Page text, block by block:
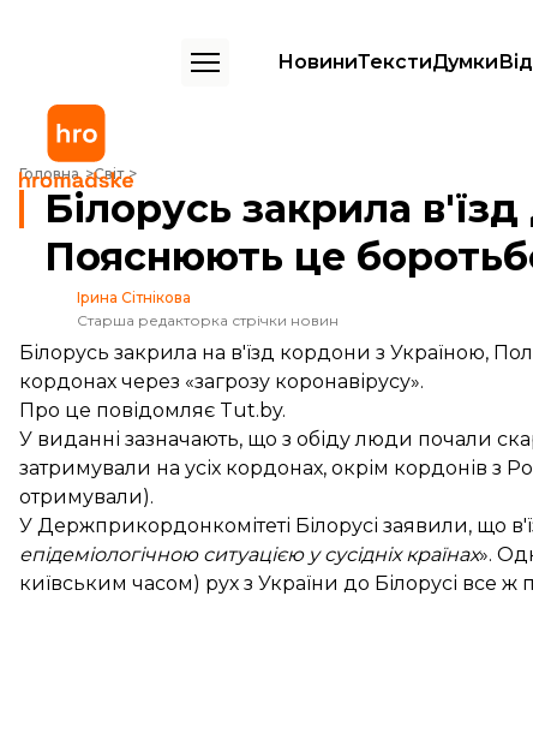
НовиниТекстиДумки
Головна Світ
Білорусь закрила в'їзд до країни для всіх сусідів, крім Росії.
Білорусь закрила в'їзд
Пояснюють це
Ірина Сітнікова
Старша редакторка стрічки новин
Білорусь закрила на в'їзд кордони з Україною,
кордонах через «загрозу коронавірусу».
Про це повідомляє Tut.by.
У виданні зазначають, що з обіду люди почали
затримували на усіх кордонах, окрім кордонів з
отримували).
У Держприкордонкомітеті Білорусі заявили, що
епідеміологічною ситуацією у сусідніх країнах».
київським часом) рух з України до Білорусі все